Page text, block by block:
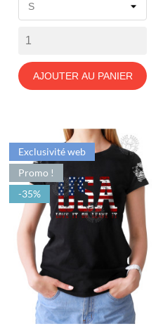
AJOUTER AU PANIER
Exclusivité web
Promo !
-35%